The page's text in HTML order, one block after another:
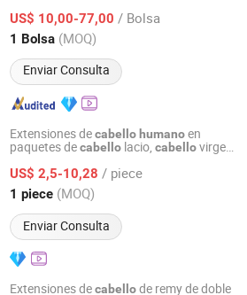
US$ 10,00-77,00 / Bolsa
1 Bolsa (MOQ)
Enviar Consulta
Desde 2010
Extensiones decabellohumanoen
paquetes decabello lacio, cabellovirgen
alineadas, proveedores de
visón
US$ 2,5-10,28 / piece
1 piece (MOQ)
Enviar Consulta
Trading Co., Ltd.
Desde 2026
Extensiones decabellode remy de doble